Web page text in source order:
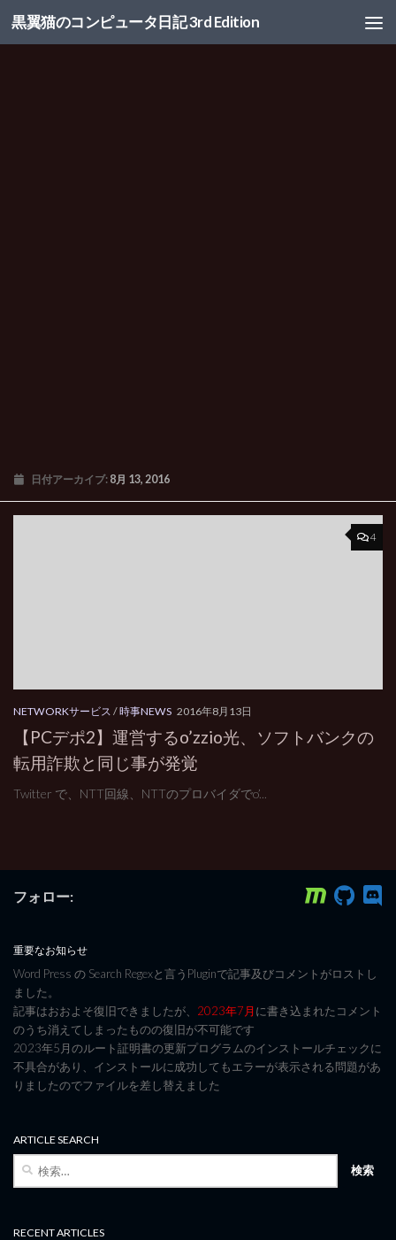
コンテンツへスキップ
黒翼猫のコンピュータ日記 3rd Edition
日付アーカイブ: 8月 13, 2016
4
NETWORKサービス /時事NEWS 2016年8月13日
【PCデポ2】運営するo’zzio光、ソフトバンクの
転用詐欺と同じ事が発覚
Twitter で、NTT回線、NTTのプロバイダでo’...
フォロー:
重要なお知らせ
Word Press の Search Regexと言うPluginで記事及びコメントがロストし
ました。
記事はおおよそ復旧できましたが、 2023年7月に書き込まれたコメント
のうち消えてしまったものの復旧が不可能です
2023年5月のルート証明書の更新プログラムのインストールチェックに
不具合があり、インストールに成功してもエラーが表示される問題があ
りましたのでファイルを差し替えました
ARTICLE SEARCH
RECENT ARTICLES